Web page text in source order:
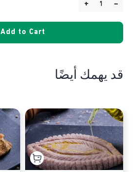
–
+
Add to Cart
قد يهمك أيضًا